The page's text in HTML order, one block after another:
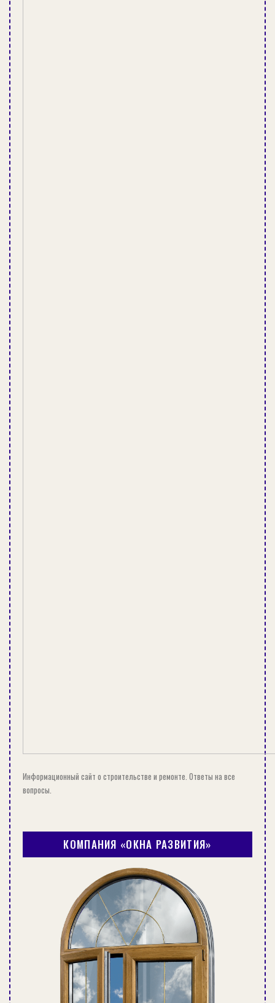
Информационный сайт о строительстве и ремонте. Ответы на все
вопросы.
КОМПАНИЯ «ОКНА РАЗВИТИЯ»